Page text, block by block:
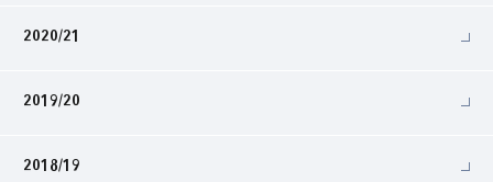
2020/21
2019/20
2018/19